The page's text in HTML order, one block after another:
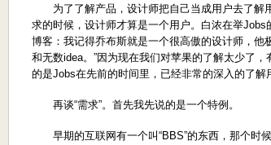
为了了解产品，设计师把自己当成用户去了解
求的时候，设计师才算是一个用户。白浓在举
博客：我记得乔布斯就是一个很高傲的设计师，
和无数idea。”因为现在我们对苹果的了解太少了
的是Jobs在先前的时间里，已经非常的深入的了解
再谈“需求”。首先我先说的是一个特例。
早期的互联网有一个叫“BBS”的东西，那个时